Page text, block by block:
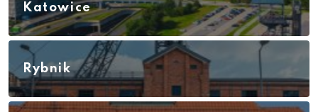
Katowice
Rybnik